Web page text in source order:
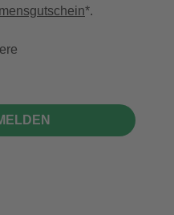
*.